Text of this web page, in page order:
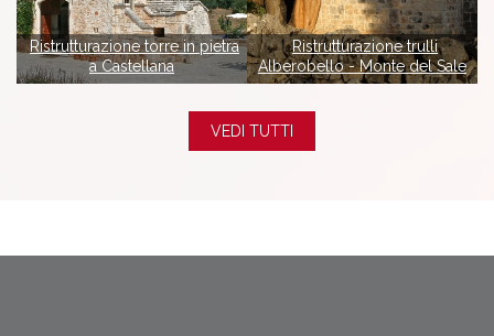
Ristrutturazione torre in pietra
a Castellana
Ristrutturazione trulli
Alberobello - Monte del Sale
VEDI TUTTI